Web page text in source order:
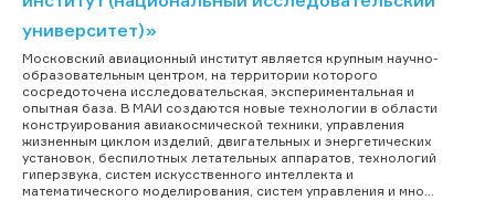
университет)»
Московский авиационный институт является крупным научно-
образовательным центром, на территории которого
сосредоточена исследовательская, экспериментальная и
опытная база. В МАИ создаются новые технологии в области
конструирования авиакосмической техники, управления
жизненным циклом изделий, двигательных и энергетических
установок, беспилотных летательных аппаратов, технологий
гиперзвука, систем искусственного интеллекта и
математического моделирования, систем управления и мно...